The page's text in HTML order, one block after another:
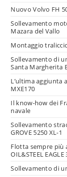
Nuovo Volvo FH
Sollevamento
Mazara del Vallo
Montaggio
Sollevamento di
Santa Margherita
L’ultima
MXE170
Il know-how dei
navale
Sollevamento
GROVE 5250 XL-1
Flotta sempre più
OIL&STEEL EAGLE
Sollevamento di